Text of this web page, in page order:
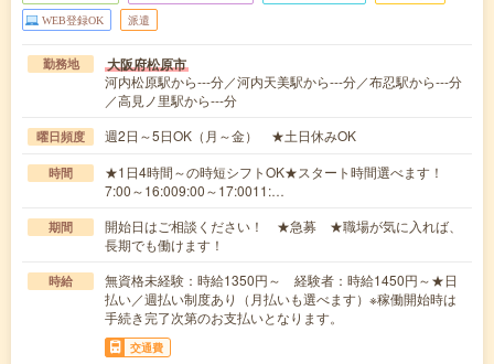
WEB登録OK 派遣
勤務地 大阪府松原市
河内松原駅から---分／河内天美駅から---分／布忍駅から---分
／高見ノ里駅から---分
曜日頻度 週2日～5日OK（月～金） ★土日休みOK
時間
★1日4時間～の時短シフトOK★スタート時間選べます！
7:00～16:009:00～17:0011:…
期間
開始日はご相談ください！ ★急募 ★職場が気に入れば、
長期でも働けます！
時給
無資格未経験：時給1350円～ 経験者：時給1450円～★日
払い／週払い制度あり（月払いも選べます）※稼働開始時は
手続き完了次第のお支払いとなります。
交通費